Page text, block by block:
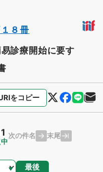
８冊
診療開始に要す
をコピー
次の件名 末尾
最後